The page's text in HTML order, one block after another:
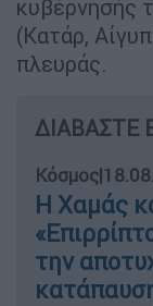
κυβέρνησής
(Κατάρ,
πλευράς.
ΔΙΑΒΑΣΤΕ
Κόσμος|
Η Χαμάς
την